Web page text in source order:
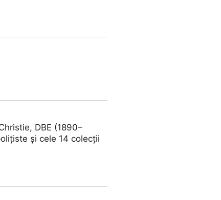
DBE (1890–
și cele 14 colecții